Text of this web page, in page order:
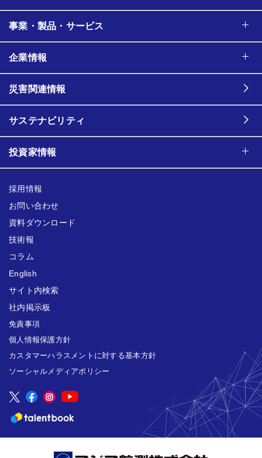
事業・製品・サービス
企業情報
災害関連情報
サステナビリティ
投資家情報
採用情報
お問い合わせ
資料ダウンロード
技術報
コラム
English
サイト内検索
社内掲示板
免責事項
個人情報保護方針
カスタマーハラスメントに対する基本方針
ソーシャルメディアポリシー